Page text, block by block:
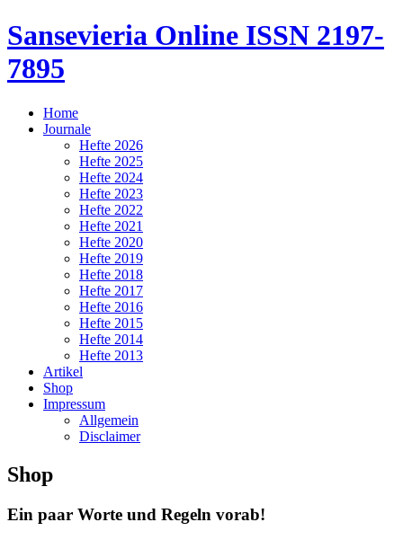
Sansevieria Online ISSN 2197-
7895
Home
Journale
Hefte 2026
Hefte 2025
Hefte 2024
Hefte 2023
Hefte 2022
Hefte 2021
Hefte 2020
Hefte 2019
Hefte 2018
Hefte 2017
Hefte 2016
Hefte 2015
Hefte 2014
Hefte 2013
Artikel
Shop
Impressum
Allgemein
Disclaimer
Shop
Ein paar Worte und Regeln vorab!